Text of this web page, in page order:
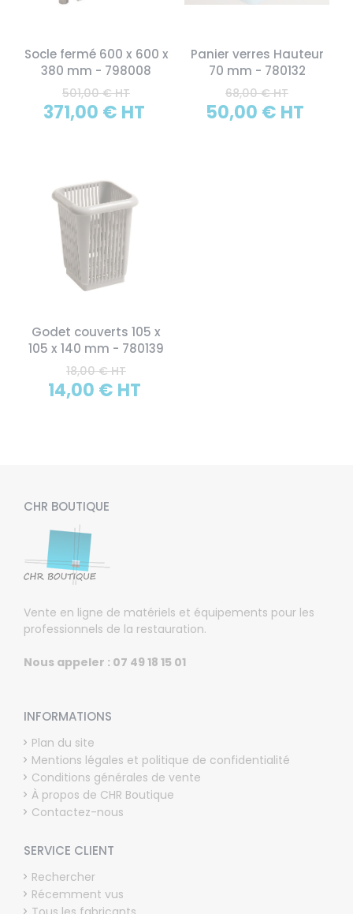
Socle fermé 600 x 600 x
380 mm - 798008
501,00 € HT
371,00 € HT
Panier verres Hauteur
70 mm - 780132
68,00 € HT
50,00 € HT
Godet couverts 105 x
105 x 140 mm - 780139
18,00 € HT
14,00 € HT
CHR BOUTIQUE
Vente en ligne de matériels et équipements pour les
professionnels de la restauration.
Nous appeler : 07 49 18 15 01
INFORMATIONS
Plan du site
Mentions légales et politique de confidentialité
Conditions générales de vente
À propos de CHR Boutique
Contactez-nous
SERVICE CLIENT
Rechercher
Récemment vus